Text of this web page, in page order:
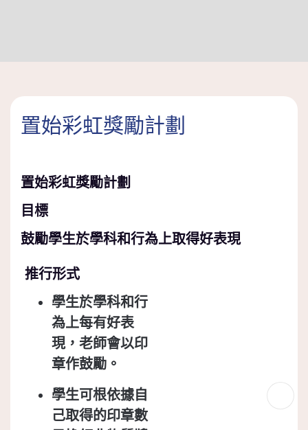
置始彩虹獎勵計劃
置始彩虹獎勵計劃
目標
鼓勵學生於學科和行為上取得好表現
推行形式
學生於學科和行
為上每有好表
現，老師會以印
章作鼓勵。
學生可根依據自
己取得的印章數